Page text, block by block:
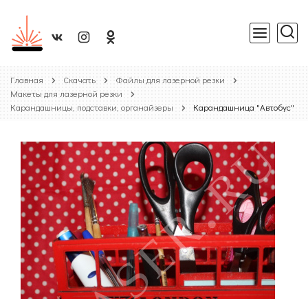
Главная Скачать
Файлы для лазерной резки
Макеты для лазерной резки
Карандашницы, подставки, органайзеры
Карандашница "Автобус"